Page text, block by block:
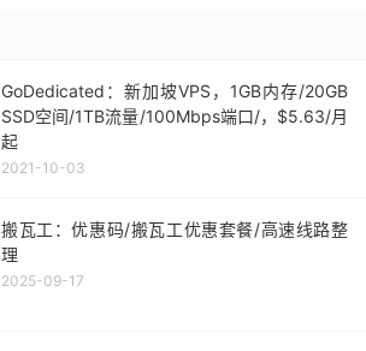
GoDedicated：新加坡VPS，1GB内存/20GB
SSD空间/1TB流量/100Mbps端口/，$5.63/月
起
2021-10-03
搬瓦工：优惠码/搬瓦工优惠套餐/高速线路整
理
2025-09-17